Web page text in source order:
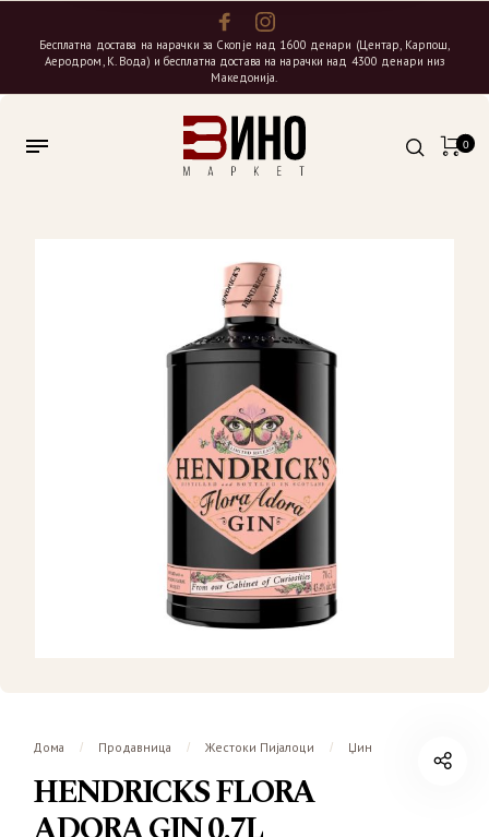
Бесплатна достава на нарачки за Скопје над 1600 денари (Центар, Карпош,
Аеродром, К. Вода) и бесплатна достава на нарачки над 4300 денари низ
Македонија.
0
Дома / Продавница / Жестоки Пијалоци / Џин
HENDRICKS FLORA